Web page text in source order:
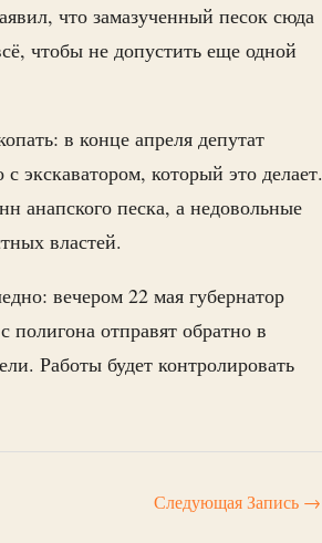
что замазученный песок сюда
чтобы не допустить еще одной
в конце апреля депутат
с экскаватором, который это делает.
анапского песка, а недовольные
властей.
вечером 22 мая губернатор
полигона отправят обратно в
Работы будет контролировать
Следующая Запись →